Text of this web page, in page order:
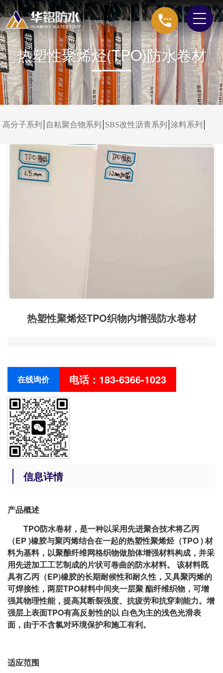
热塑性聚烯烃(TPO)防水卷材
高分子系列 自粘聚合物系列 SBS改性沥青系列 涂料系列
热塑性聚烯烃TPO织物内增强防水卷材
在线询价 电话：183-6366-1023
信息详情
产品概述
TPO防水卷材，是一种以采用先进聚合技术将乙丙
（EP )橡胶与聚丙烯结合在一起的热塑性聚烯烃（TPO ) 材
料为基料，以聚酿纤维网格织物做胎体增强材料构成，并采
用先进加工工艺制成的片状可卷曲的防水材料。 该材料既
具有乙丙（EP)橡胶的长期耐候性和耐久性，又具聚丙烯的
可焊接性，两层TPO材料中间夹一层聚 酯纤维织物，可增
强其物理性能，提高其断裂强度、抗疲劳和抗穿刺能力。增
强层上表面TPO有高反射性的以 白色为主的浅色光滑表
面，由于不含氯对环境保护和施工有利。
适应范围